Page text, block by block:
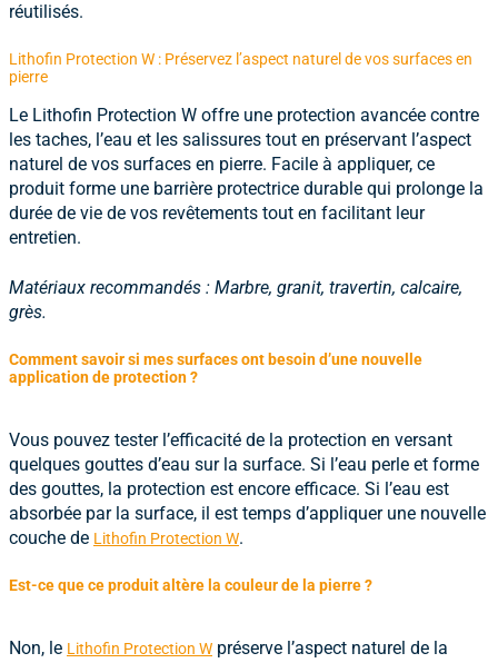
réutilisés.
Lithofin Protection W : Préservez l’aspect naturel de vos surfaces en
pierre
Le Lithofin Protection W offre une protection avancée contre
les taches, l’eau et les salissures tout en préservant l’aspect
naturel de vos surfaces en pierre. Facile à appliquer, ce
produit forme une barrière protectrice durable qui prolonge la
durée de vie de vos revêtements tout en facilitant leur
entretien.
Matériaux recommandés : Marbre, granit, travertin, calcaire,
grès.
Comment savoir si mes surfaces ont besoin d’une nouvelle
application de protection ?
Vous pouvez tester l’efficacité de la protection en versant
quelques gouttes d’eau sur la surface. Si l’eau perle et forme
des gouttes, la protection est encore efficace. Si l’eau est
absorbée par la surface, il est temps d’appliquer une nouvelle
couche de Lithofin Protection W.
Est-ce que ce produit altère la couleur de la pierre ?
Non, le Lithofin Protection W préserve l’aspect naturel de la